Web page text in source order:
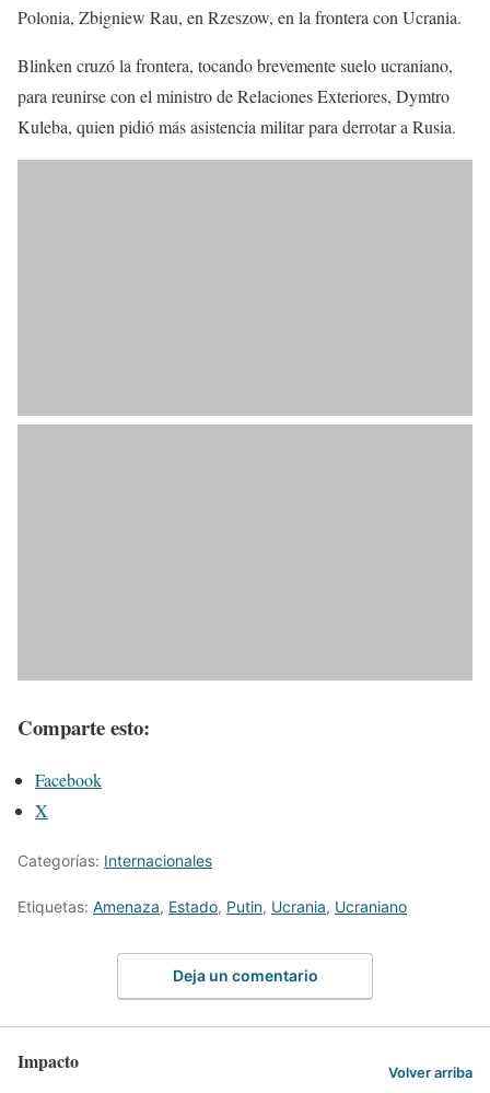
Polonia, Zbigniew Rau, en Rzeszow, en la frontera con Ucrania.
Blinken cruzó la frontera, tocando brevemente suelo ucraniano,
para reunirse con el ministro de Relaciones Exteriores, Dymtro
Kuleba, quien pidió más asistencia militar para derrotar a Rusia.
Comparte esto:
Facebook
X
Categorías: Internacionales
Etiquetas: Amenaza, Estado, Putin, Ucrania, Ucraniano
Deja un comentario
Impacto Volver arriba